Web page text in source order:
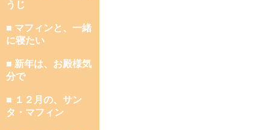
うじ
■ マフィンと、一緒
に寝たい
■ 新年は、お殿様気
分で
■ １２月の、サン
タ・マフィン